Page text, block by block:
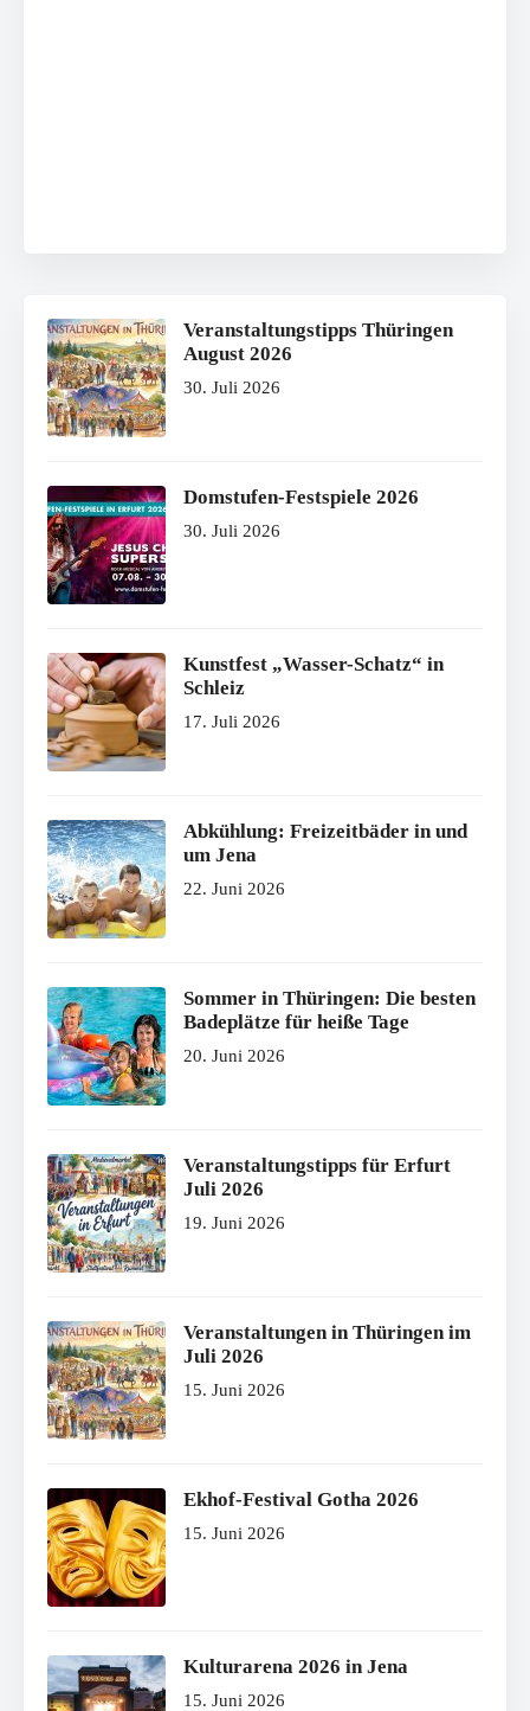
Veranstaltungstipps Thüringen
August 2026
30. Juli 2026
Domstufen-Festspiele 2026
30. Juli 2026
Kunstfest „Wasser-Schatz“ in
Schleiz
17. Juli 2026
Abkühlung: Freizeitbäder in und
um Jena
22. Juni 2026
Sommer in Thüringen: Die besten
Badeplätze für heiße Tage
20. Juni 2026
Veranstaltungstipps für Erfurt
Juli 2026
19. Juni 2026
Veranstaltungen in Thüringen im
Juli 2026
15. Juni 2026
Ekhof-Festival Gotha 2026
15. Juni 2026
Kulturarena 2026 in Jena
15. Juni 2026